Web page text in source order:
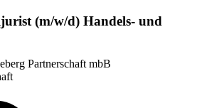
(m/w/d) Handels- und
Partnerschaft mbB